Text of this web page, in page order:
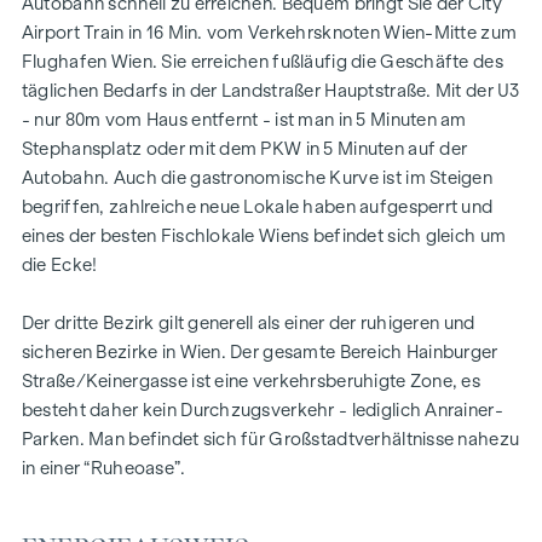
TOP 5
Diese Zwei-Zimmer-Einheit befindet sich
im Hochparterre, verfügt über eine Wohnfläche im Ausmaß
von ca. 43 qm sowie einen gemütlichen Garten.
TOP 6
Die Ein-Zimmer-Wohnung im Hochparterre verfügt über
eine Wohnfläche von ca. 33 qm sowie einen hübschen
Garten.
TOP 7
Ebenfalls im Hochparterre befindet sich diese Zwei-
Zimmer-Einheit mit einer Wohnfläche im Ausmaß von ca. 46
qm sowie einem privaten Garten.
Zusammenlegungsmöglichkeiten
Autobahn schnell zu erreichen. Bequem bringt Sie der City
Airport Train in 16 Min. vom Verkehrsknoten Wien-Mitte zum
Flughafen Wien. Sie erreichen fußläufig die Geschäfte des
täglichen Bedarfs in der Landstraßer Hauptstraße. Mit der U3
- nur 80m vom Haus entfernt - ist man in 5 Minuten am
Stephansplatz oder mit dem PKW in 5 Minuten auf der
Autobahn. Auch die gastronomische Kurve ist im Steigen
begriffen, zahlreiche neue Lokale haben aufgesperrt und
eines der besten Fischlokale Wiens befindet sich gleich um
die Ecke!
Der dritte Bezirk gilt generell als einer der ruhigeren und
sicheren Bezirke in Wien. Der gesamte Bereich Hainburger
Straße/Keinergasse ist eine verkehrsberuhigte Zone, es
besteht daher kein Durchzugsverkehr - lediglich Anrainer-
Parken. Man befindet sich für Großstadtverhältnisse nahezu
in einer “Ruheoase”.